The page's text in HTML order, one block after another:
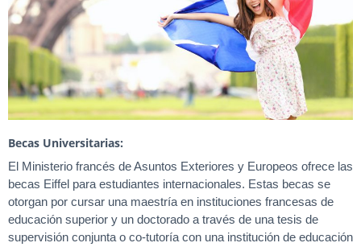
Becas Universitarias:
El Ministerio francés de Asuntos Exteriores y Europeos ofrece las
becas Eiffel para estudiantes internacionales. Estas becas se
otorgan por cursar una maestría en instituciones francesas de
educación superior y un doctorado a través de una tesis de
supervisión conjunta o co-tutoría con una institución de educación